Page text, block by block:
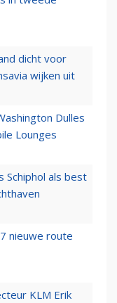
dicht voor
wijken uit
Dulles
Lounges
Schiphol als best
nieuwe route
KLM Erik